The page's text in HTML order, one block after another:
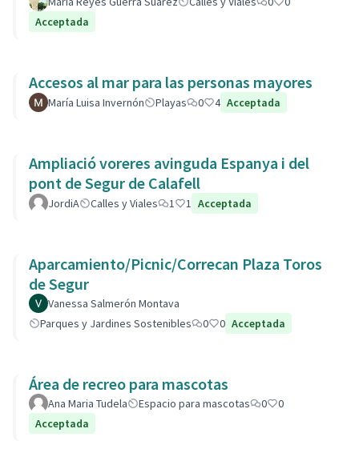
Acceptada
Accesos al mar para las personas mayores
María Luisa Invernón Playas 0 4 Acceptada
Ampliació voreres avinguda Espanya i del
pont de Segur de Calafell
JordiA Calles y Viales 1 1 Acceptada
Aparcamiento/Picnic/Correcan Plaza Toros
de Segur
Vanessa Salmerón Montava
Parques y Jardines Sostenibles
0 0 Acceptada
Área de recreo para mascotas
Ana Maria Tudela Espacio para mascotas 0
0
Acceptada